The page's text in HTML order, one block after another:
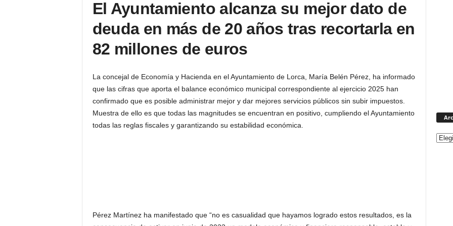
El Ayuntamiento alcanza su mejor dato de
deuda en más de 20 años tras recortarla en
82 millones de euros
La concejal de Economía y Hacienda en el Ayuntamiento de Lorca, María Belén Pérez, ha informado
que las cifras que aporta el balance económico municipal correspondiente al ejercicio 2025 han
confirmado que es posible administrar mejor y dar mejores servicios públicos sin subir impuestos.
Muestra de ello es que todas las magnitudes se encuentran en positivo, cumpliendo el Ayuntamiento
todas las reglas fiscales y garantizando su estabilidad económica.
Pérez Martínez ha manifestado que “no es casualidad que hayamos logrado estos resultados, es la